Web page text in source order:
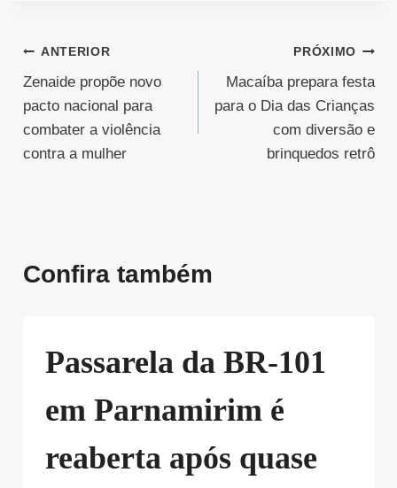
Navegação
de
Post
ANTERIOR
Zenaide propõe novo
pacto nacional para
combater a violência
contra a mulher
PRÓXIMO
Macaíba prepara festa
para o Dia das Crianças
com diversão e
brinquedos retrô
Confira também
Passarela da BR-101
em Parnamirim é
reaberta após quase